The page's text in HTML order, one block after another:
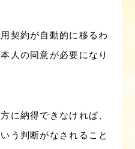
契約が自動的に移るわ
人の同意が必要になり
に納得できなければ、
う判断がなされること